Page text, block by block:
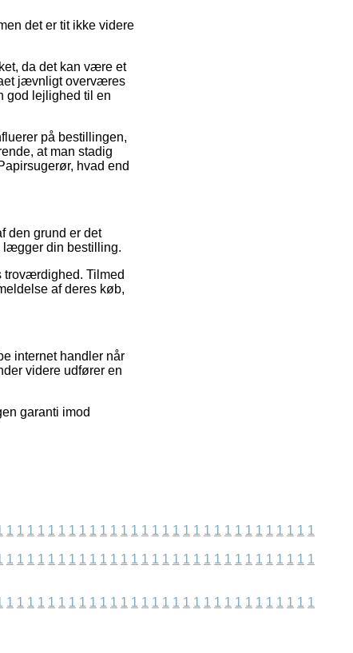
det er tit ikke videre
da det kan være et
jævnligt overværes
god lejlighed til en
på bestillingen,
at man stadig
hvad end
den grund er det
lægger din bestilling.
troværdighed. Tilmed
af deres køb,
internet handler når
videre udfører en
garanti imod
1 1 1 1 1 1 1 1 1 1 1 1 1 1 1 1 1 1 1 1 1 1 1 1 1 1 1 1 1 1
1 1 1 1 1 1 1 1 1 1 1 1 1 1 1 1 1 1 1 1 1 1 1 1 1 1 1 1 1 1
1 1 1 1 1 1 1 1 1 1 1 1 1 1 1 1 1 1 1 1 1 1 1 1 1 1 1 1 1 1